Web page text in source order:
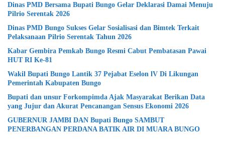
Dinas PMD Bersama Bupati Bungo Gelar Deklarasi Damai Menuju
Pilrio Serentak 2026
Dinas PMD Bungo Sukses Gelar Sosialisasi dan Bimtek Terkait
Pelaksanaan Pilrio Serentak Tahun 2026
Kabar Gembira Pemkab Bungo Resmi Cabut Pembatasan Pawai
HUT RI Ke-81
Wakil Bupati Bungo Lantik 37 Pejabat Eselon lV Di Likungan
Pemerintah Kabupaten Bungo
Bupati dan unsur Forkompimda Ajak Masyarakat Berikan Data
yang Jujur dan Akurat Pencanangan Sensus Ekonomi 2026
GUBERNUR JAMBI DAN Bupati Bungo SAMBUT
PENERBANGAN PERDANA BATIK AIR DI MUARA BUNGO